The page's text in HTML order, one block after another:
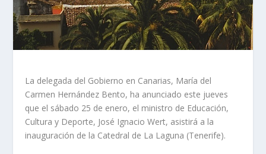
La delegada del Gobierno en Canarias, María del
Carmen Hernández Bento, ha anunciado este jueves
que el sábado 25 de enero, el ministro de Educación,
Cultura y Deporte, José Ignacio Wert, asistirá a la
inauguración de la Catedral de La Laguna (Tenerife).